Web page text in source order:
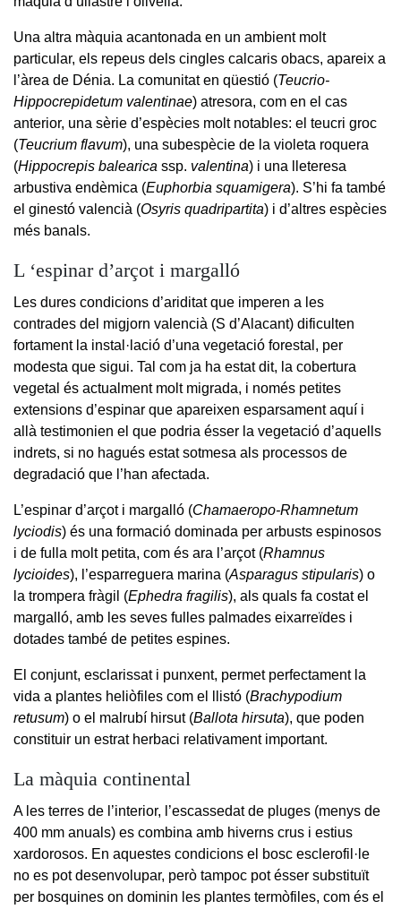
Una altra màquia acantonada en un ambient molt
particular, els repeus dels cingles calcaris obacs, apareix a
l’àrea de Dénia. La comunitat en qüestió (Teucrio-
Hippocrepidetum valentinae) atresora, com en el cas
anterior, una sèrie d’espècies molt notables: el teucri groc
(Teucrium flavum), una subespècie de la violeta roquera
(Hippocrepis balearica ssp. valentina) i una lleteresa
arbustiva endèmica (Euphorbia squamigera). S’hi fa també
el ginestó valencià (Osyris quadripartita) i d’altres espècies
més banals.
L ‘espinar d’arçot i margalló
Les dures condicions d’ariditat que imperen a les
contrades del migjorn valencià (S d’Alacant) dificulten
fortament la instal·lació d’una vegetació forestal, per
modesta que sigui. Tal com ja ha estat dit, la cobertura
vegetal és actualment molt migrada, i només petites
extensions d’espinar que apareixen esparsament aquí i
allà testimonien el que podria ésser la vegetació d’aquells
indrets, si no hagués estat sotmesa als processos de
degradació que l’han afectada.
L’espinar d’arçot i margalló (Chamaeropo-Rhamnetum
lyciodis) és una formació dominada per arbusts espinosos
i de fulla molt petita, com és ara l’arçot (Rhamnus
lycioides), l’esparreguera marina (Asparagus stipularis) o
la trompera fràgil (Ephedra fragilis), als quals fa costat el
margalló, amb les seves fulles palmades eixarreïdes i
dotades també de petites espines.
El conjunt, esclarissat i punxent, permet perfectament la
vida a plantes heliòfiles com el llistó (Brachypodium
retusum) o el malrubí hirsut (Ballota hirsuta), que poden
constituir un estrat herbaci relativament important.
La màquia continental
A les terres de l’interior, l’escassedat de pluges (menys de
400 mm anuals) es combina amb hiverns crus i estius
xardorosos. En aquestes condicions el bosc esclerofil·le
no es pot desenvolupar, però tampoc pot ésser substituït
per bosquines on dominin les plantes termòfiles, com és el